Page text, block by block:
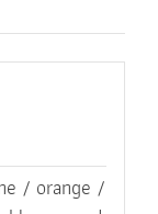
/ orange /